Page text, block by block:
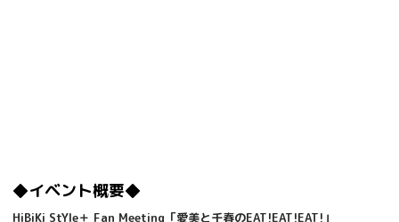
◆イベント概要◆
HiBiKi StYle＋ Fan Meeting「愛美と千春のEAT!EAT!EAT!」